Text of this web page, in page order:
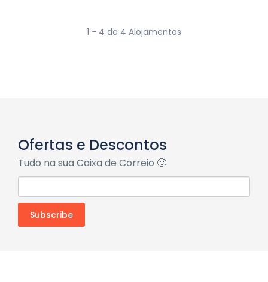
1 - 4 de 4 Alojamentos
Ofertas e Descontos
Tudo na sua Caixa de Correio 🙂